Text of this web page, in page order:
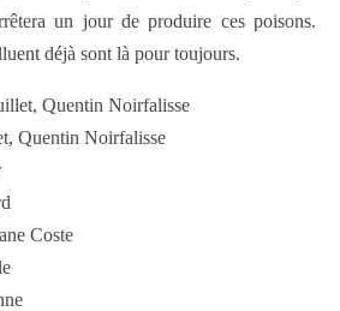
un jour de produire ces poisons.
déjà sont là pour toujours.
Quentin Noirfalisse
Quentin Noirfalisse
Coste